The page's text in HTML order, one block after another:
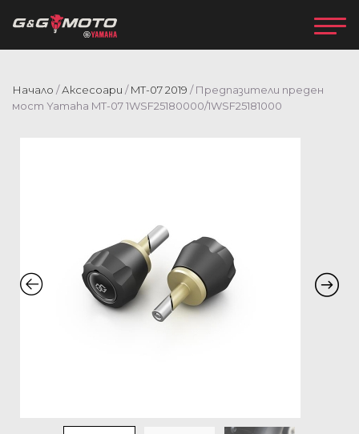
Начало /Аксесоари /MT-07 2019 / Предпазители преден
мост Yamaha MT-07 1WSF25180000/1WSF25181000